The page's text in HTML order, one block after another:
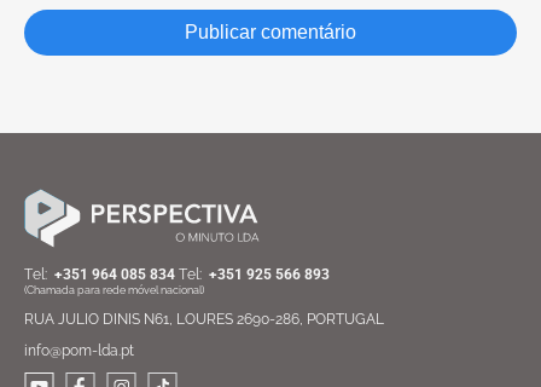
Тel: +351 964 085 834 Тel: +351 925 566 893
(Chamada para rede móvel nacional)
RUA JULIO DINIS N61, LOURES 2690-286, PORTUGAL
info@pom-lda.pt